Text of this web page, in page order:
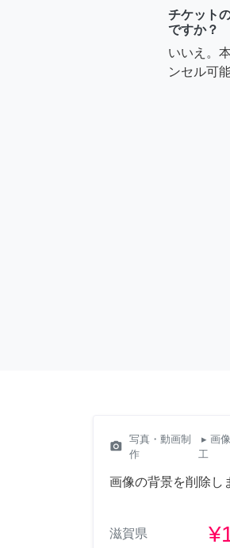
チケット
ですか？
いいえ。
ンセル可
camera_alt
写真・動画制
作
▸ 画
工
画像の背景を削除し
滋賀県